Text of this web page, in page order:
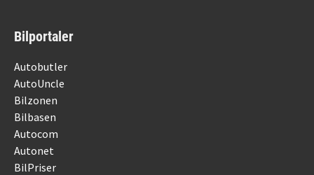
Bilportaler
Autobutler
AutoUncle
Bilzonen
Bilbasen
Autocom
Autonet
BilPriser